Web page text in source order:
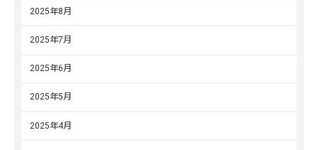
2025年8月
2025年7月
2025年6月
2025年5月
2025年4月